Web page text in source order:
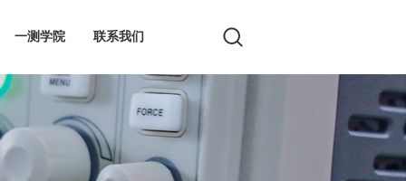
一测学院 联系我们